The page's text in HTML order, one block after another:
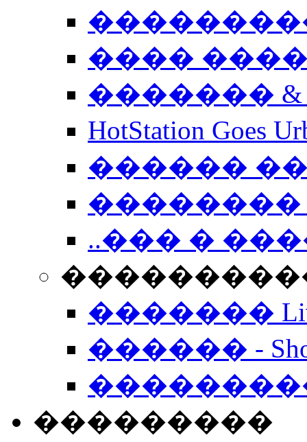
����
�������
HotStation
������
��������
..��� �
����������
�������
������ -
���������